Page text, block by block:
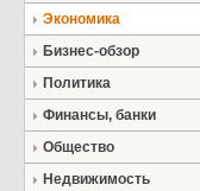
Экономика
Бизнес-обзор
Политика
Финансы, банки
Общество
Недвижимость